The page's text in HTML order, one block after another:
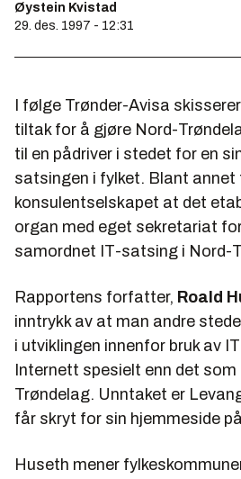
Øystein Kvistad
29. des. 1997 - 12:31
I følge Trønder-Avisa
tiltak for å gjøre Nord-
til en pådriver i stedet for en
satsingen i fylket. Blant annet
konsulentselskapet at det
organ med eget sekretariat
samordnet IT-satsing i Nord-
Rapportens forfatter, Roald
inntrykk av at man andre
i utviklingen innenfor bruk av
Internett spesielt enn det
Trøndelag. Unntaket er
får skryt for sin hjemmeside
Huseth mener